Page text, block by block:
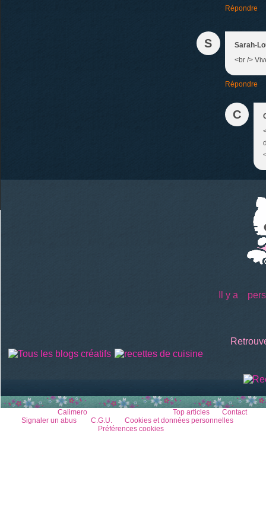
Répondre
S
Sarah-
<br />
Répondre
C
Il y a
Voir le profil deCalimero Top articles
Contact
Signaler un abus
C.G.U.
Cookies et données personnelles
Préférences cookies